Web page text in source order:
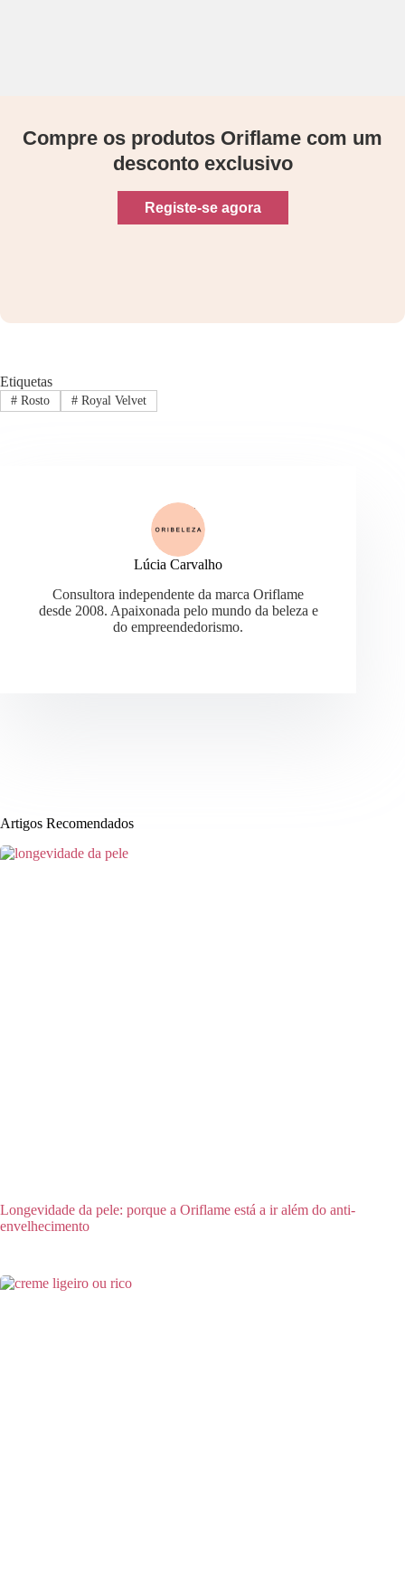
Compre os produtos Oriflame com um
desconto exclusivo
Registe-se agora
Etiquetas
#Rosto #Royal Velvet
Lúcia Carvalho
Consultora independente da marca Oriflame
desde 2008. Apaixonada pelo mundo da beleza e
do empreendedorismo.
Artigos Recomendados
Longevidade da pele: porque a Oriflame está a ir além do anti-
envelhecimento